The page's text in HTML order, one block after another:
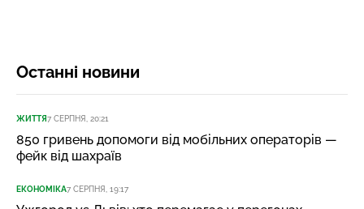
Останні новини
ЖИТТЯ7 СЕРПНЯ, 20:21
850 гривень допомоги від мобільних операторів —
фейк від шахраїв
ЕКОНОМІКА7 СЕРПНЯ, 19:17